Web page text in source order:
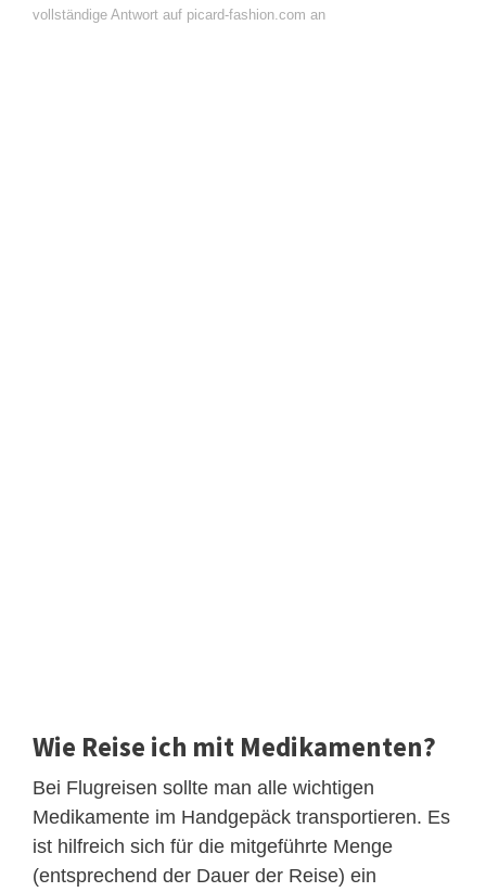
vollständige Antwort auf picard-fashion.com an
Wie Reise ich mit Medikamenten?
Bei Flugreisen sollte man alle wichtigen
Medikamente im Handgepäck transportieren. Es
ist hilfreich sich für die mitgeführte Menge
(entsprechend der Dauer der Reise) ein